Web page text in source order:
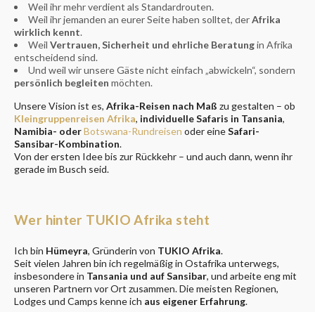
Weil ihr mehr verdient als Standardrouten.
Weil ihr jemanden an eurer Seite haben solltet, derAfrika
wirklich kennt.
Weil Vertrauen, Sicherheit und ehrliche Beratungin Afrika
entscheidend sind.
Und weil wir unsere Gäste nicht einfach „abwickeln“, sondern
persönlich begleiten möchten.
Unsere Vision ist es, Afrika-Reisen nach Maß zu gestalten – ob
Kleingruppenreisen Afrika, individuelle Safaris in Tansania,
Namibia- oderBotswana-Rundreisen oder eineSafari-
Sansibar-Kombination.
Von der ersten Idee bis zur Rückkehr – und auch dann, wenn ihr
gerade im Busch seid.
Wer hinter TUKIO Afrika steht
Ich bin Hümeyra, Gründerin von TUKIO Afrika.
Seit vielen Jahren bin ich regelmäßig in Ostafrika unterwegs,
insbesondere in Tansania und auf Sansibar, und arbeite eng mit
unseren Partnern vor Ort zusammen. Die meisten Regionen,
Lodges und Camps kenne ich aus eigener Erfahrung.